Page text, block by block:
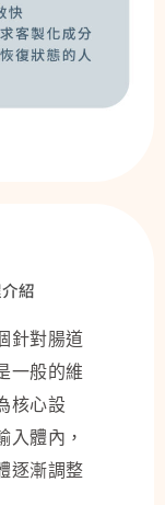
紹
針對腸道
一般的維
核心設
入體內，
逐漸調整